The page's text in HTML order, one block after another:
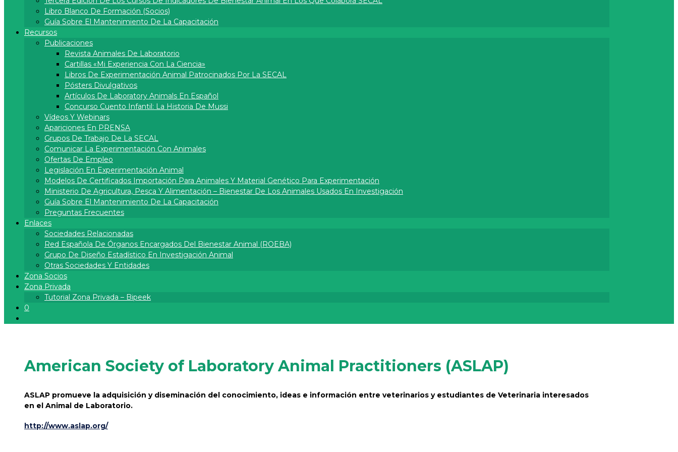
Libro Blanco De Formación (socios)
Guía Sobre El Mantenimiento De La Capacitación
Recursos
Publicaciones
Revista Animales De Laboratorio
Cartillas «Mi Experiencia Con La Ciencia»
Libros De Experimentación Animal Patrocinados Por La SECAL
Pósters Divulgativos
Artí­culos De Laboratory Animals En Español
Concurso Cuento Infantil: La Historia De Mussi
Vídeos Y Webinars
Apariciones En PRENSA
Grupos De Trabajo De La SECAL
Comunicar La Experimentación Con Animales
Ofertas De Empleo
Legislación En Experimentación Animal
Modelos De Certificados Importación Para Animales Y Material Genético Para Experimentación
Ministerio De Agricultura, Pesca Y Alimentación – Bienestar De Los Animales Usados En Investigación
Guía Sobre El Mantenimiento De La Capacitación
Preguntas Frecuentes
Enlaces
Sociedades Relacionadas
Red Española De Órganos Encargados Del Bienestar Animal (ROEBA)
Grupo De Diseño Estadístico En Investigación Animal​
Otras Sociedades Y Entidades
Zona Socios
Zona Privada
Tutorial Zona Privada – Bipeek
0
American Society of Laboratory Animal Practitioners (ASLAP)
ASLAP promueve la adquisición y diseminación del conocimiento, ideas e información entre veterinarios y estudiantes de Veterinaria interesados
en el Animal de Laboratorio.
http://www.aslap.org/